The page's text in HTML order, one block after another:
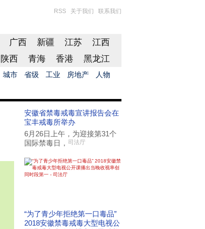
RSS 关于我们 联系我们
广西 新疆 江苏
江西
陕西 青海 香港 黑龙江
城市 省级 工业 房地产 人物
安徽省禁毒戒毒宣讲报告会在
宝丰戒毒所举办
6月26日上午，为迎接第31个
国际禁毒日， 司法厅
“为了青少年拒绝第一口毒品”
2018安徽禁毒戒毒大型电视公